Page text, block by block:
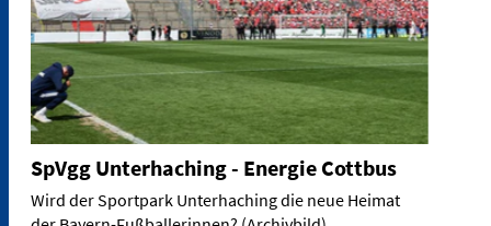
SpVgg Unterhaching - Energie Cottbus
Wird der Sportpark Unterhaching die neue Heimat